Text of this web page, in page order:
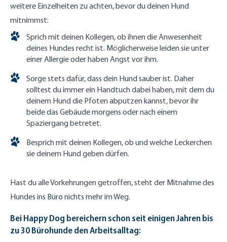
weitere Einzelheiten zu achten, bevor du deinen Hund
mitnimmst:
Sprich mit deinen Kollegen, ob ihnen die Anwesenheit
deines Hundes recht ist. Möglicherweise leiden sie unter
einer Allergie oder haben Angst vor ihm.
Sorge stets dafür, dass dein Hund sauber ist. Daher
solltest du immer ein Handtuch dabei haben, mit dem du
deinem Hund die Pfoten abputzen kannst, bevor ihr
beide das Gebäude morgens oder nach einem
Spaziergang betretet.
Besprich mit deinen Kollegen, ob und welche Leckerchen
sie deinem Hund geben dürfen.
Hast du alle Vorkehrungen getroffen, steht der Mitnahme des
Hundes ins Büro nichts mehr im Weg.
Bei Happy Dog bereichern schon seit einigen Jahren bis
zu 30 Bürohunde den Arbeitsalltag: